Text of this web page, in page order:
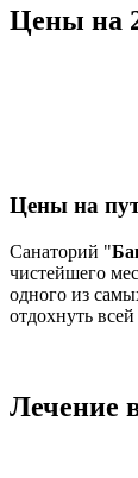
Цены на
Цены на
Санаторий "
чистейшего
одного из
отдохнуть
Лечение